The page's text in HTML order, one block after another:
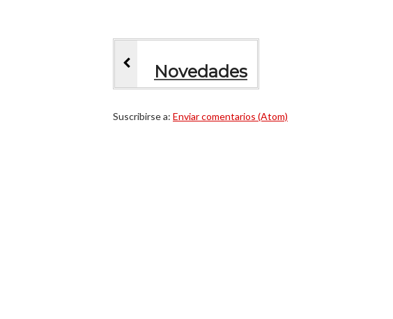
Novedades
Suscribirse a: Enviar comentarios (Atom)